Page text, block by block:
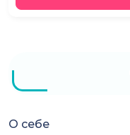
О себе